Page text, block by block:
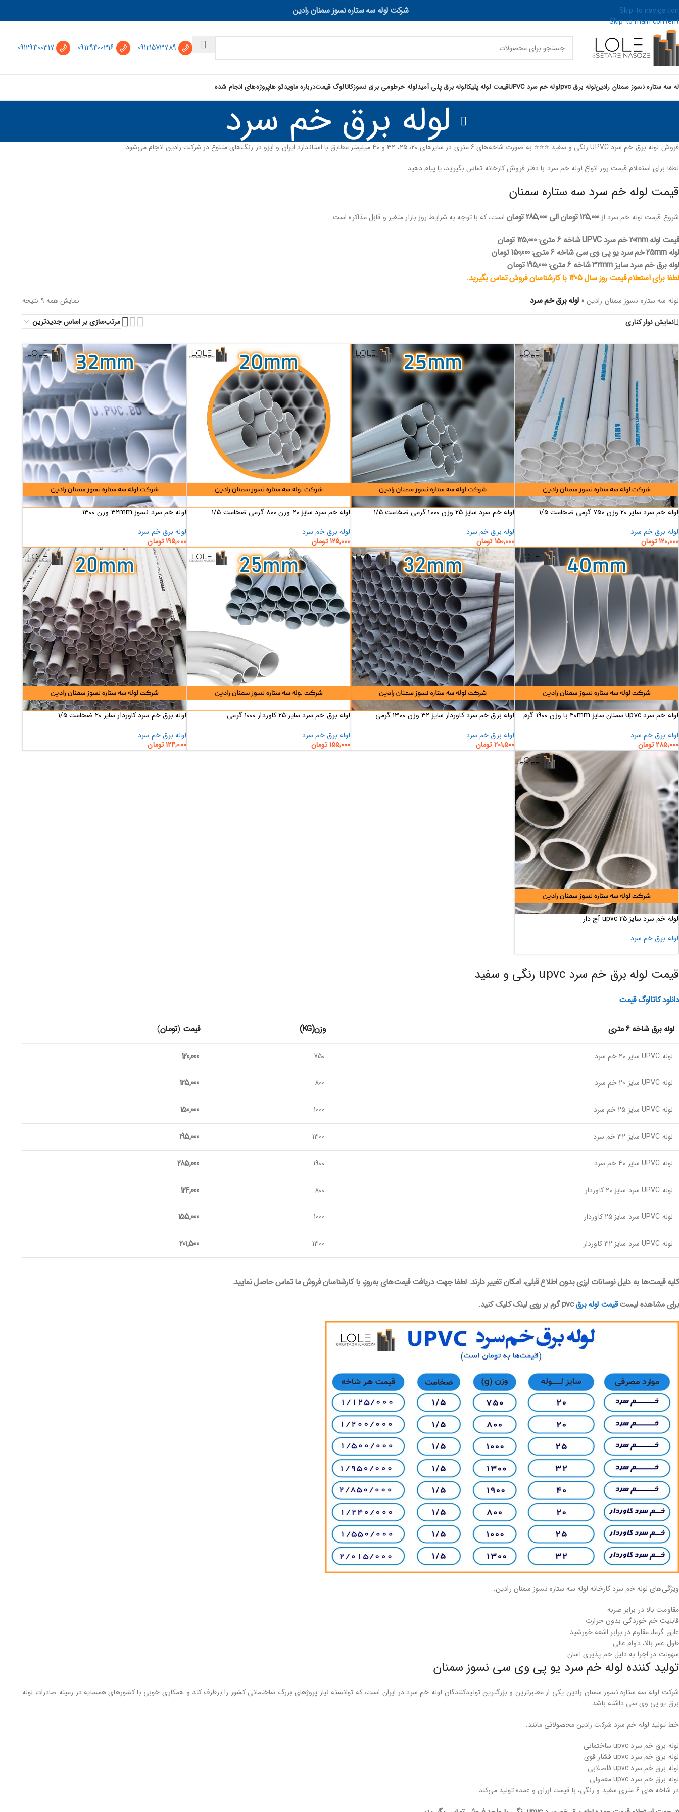
Skip to navigation
Skip to main content
شرکت لوله سه ستاره نسوز سمنان رادین
09121573789
09129400316
09129400317
سه ستاره نسوز سمنان رادینلوله برق pvc لوله خم سرد UPVC قیمت لوله پلیکالوله برق پلی آمیدلوله خرطومی برق نسوزکاتالوگ قیمتدرباره ماویدئو هاپروژه‌های انجام شده
لوله برق خم سرد
فروش لوله برق خم سرد UPVC رنگی و سفید ⭐⭐⭐ به صورت شاخه‌‌های 6 متری در سایزهای 20، 25، 32 و 40 میلیمتر مطابق با استاندارد ایران و ایزو در رنگ‌های متنوع در شرکت رادین انجام می‌شود.
لطفا برای استعلام قیمت روز انواع لوله خم سرد با دفتر فروش کارخانه تماس بگیرید، یا پیام دهید.
قیمت لوله خم سرد سه ستاره سمنان
شروع قیمت لوله خم سرد از125,000تومانالی 285,000تومان است، که با توجه به شرایط روز بازار متغیر و قابل مذاکره است.
قیمت لوله 20mm خم سرد UPVC شاخه 6 متری: 125,000 تومان
لوله 25mm خم سرد یو پی وی سی شاخه 6 متری: 150,000 تومان
لوله برق خم سرد سایز 32mm شاخه 6 متری: 195,000 تومان
لطفا برای استعلام قیمت‌ روز سال 1405 با کارشناسان فروش تماس بگیرید.
لوله سه ستاره نسوز سمنان رادین »لوله برق خم سرد
نمایش همه 9 نتیجه
نمایش نوار کناری
لوله خم سرد سایز ۲۰ وزن ۷۵۰ گرمی ضخامت ۱/۵
لوله برق خم سرد
120,000تومان
لوله خم سرد سایز ۲۵ وزن ۱۰۰۰ گرمی ضخامت ۱/۵
لوله برق خم سرد
150,000 تومان
لوله خم سرد سایز ۲۰ وزن ۸۰۰ گرمی ضخامت ۱/۵
لوله برق خم سرد
125,000تومان
لوله خم سرد نسوز ۳۲mm وزن ۱۳۰۰
لوله برق خم سرد
195,000تومان
لوله خم سرد upvc سمنان سایز ۴۰mm با وزن ۱۹۰۰ گرم
لوله برق خم سرد
285,000تومان
لوله برق خم سرد کاوردار سایز ۳۲ وزن ۱۳۰۰ گرمی
لوله برق خم سرد
201,500 تومان
لوله برق خم سرد سایز ۲۵ کاوردار ۱۰۰۰ گرمی
لوله برق خم سرد
155,000تومان
لوله برق خم سرد کاوردار سایز ۲۰ ضخامت ۱/۵
لوله برق خم سرد
124,000تومان
لوله خم سرد سایز ۲۵ upvc آج دار
لوله برق خم سرد
قیمت لوله برق خم سرد upvc رنگی و سفید
دانلود کاتالوگ قیمت
لوله برق شاخه 6 متری وزن(KG) قیمت (تومان)
لوله UPVC سایز 20 خم سرد 750
120,000
لوله UPVC سایز 20 خم سرد 800
125,000
لوله UPVC سایز 25 خم سرد 1000
150,000
لوله UPVC سایز 32 خم سرد 1300
195,000
لوله UPVC سایز 40 خم سرد 1900
285,000
لوله UPVC سرد سایز 20 کاوردار 800
124,000
لوله UPVC سرد سایز 25 کاوردار 1000
155,000
لوله UPVC سرد سایز 32 کاوردار 1300
201,500
کلیه قیمت‌ها به دلیل نوسانات ارزی بدون اطلاع قبلی، امکان تغییر دارند. لطفا جهت دریافت قیمت‌های به‌روز، با کارشناسان فروش ما تماس حاصل نمایید.
برای مشاهده لیستقیمت لوله برقpvc گرم بر روی لینک کلیک کنید.
ویژگی‌های لوله خم سرد کارخانه لوله سه ستاره نسوز سمنان رادین:
مقاومت بالا در برابر ضربه
قابلیت خم خوردگی بدون حرارت
عایق گرما،مقاوم در برابر اشعه خورشید
طول عمر بالا، دوام عالی
سهولت در اجرا به دلیل خم پذیری آسان
تولید کننده لوله خم سرد یو پی وی سی نسوز سمنان
شرکت لوله سه ستاره نسوز سمنان رادین یکی از معتبرترین و بزرگترین تولیدکنندگان لوله خم سرد در ایران است، که توانسته نیاز پروژهای بزرگ ساختمانی کشور را برطرف کند و همکاری خوبی با کشورهای همسایه در زمینه صادرات لوله
برق یو پی وی سی داشته باشد.
خط تولید لوله خم سرد شرکت رادین محصولاتی مانند:
لوله برق خم سرد upvc ساختمانی
لوله برق خم سرد upvc فشار قوی
لوله برق خم سرد upvc فاضلابی
لوله برق خم سرد upvc معمولی
در شاخه های 6 متری سفید و رنگی، با قیمت ارزان و عمده تولید می‌کند.